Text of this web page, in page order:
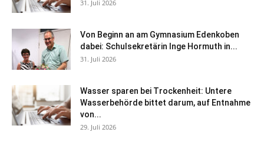
31. Juli 2026
Von Beginn an am Gymnasium Edenkoben
dabei: Schulsekretärin Inge Hormuth in...
31. Juli 2026
Wasser sparen bei Trockenheit: Untere
Wasserbehörde bittet darum, auf Entnahme
von...
29. Juli 2026